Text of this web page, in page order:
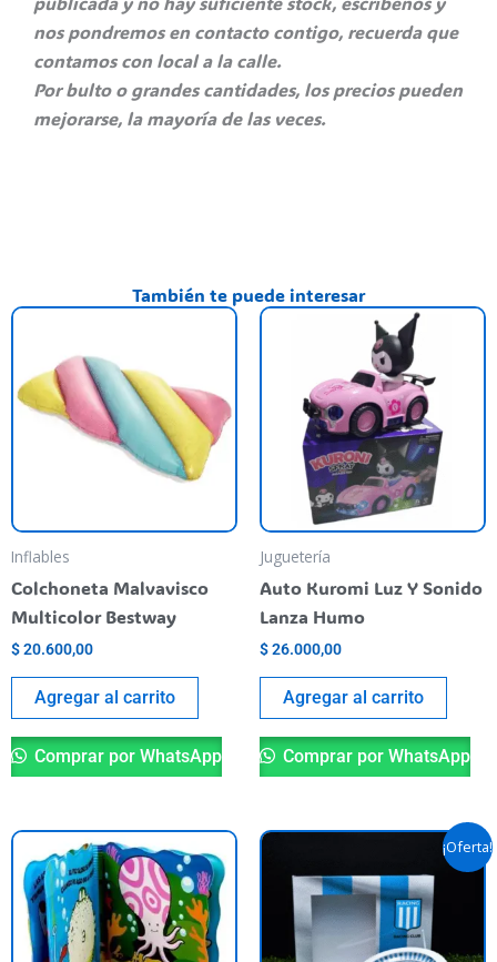
nos pondremos en contacto contigo, recuerda que
contamos con local a la calle.
Por bulto o grandes cantidades, los precios pueden
mejorarse, la mayoría de las veces.
También te puede interesar
Inflables
Colchoneta Malvavisco
Multicolor Bestway
$20.600,00
Agregar al carrito
Comprar por WhatsApp
Juguetería
Auto Kuromi Luz Y Sonido
Lanza Humo
$26.000,00
Agregar al carrito
Comprar por WhatsApp
¡Oferta!
El
original
era:
$ 59.900,00.
El
precio
actual
es:
$